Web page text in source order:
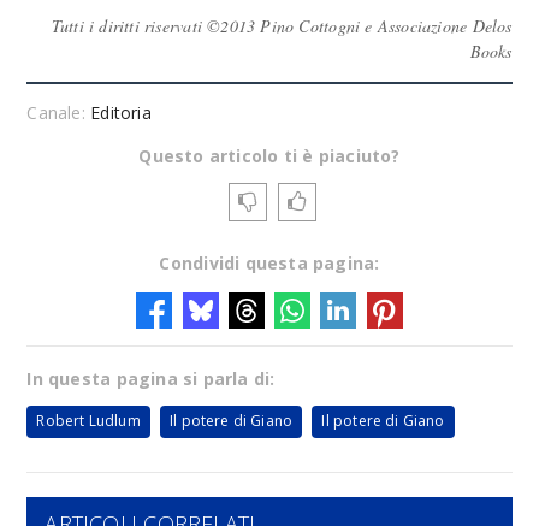
Tutti i diritti riservati ©2013 Pino Cottogni e Associazione Delos
Books
Canale: Editoria
Questo articolo ti è piaciuto?
Condividi questa pagina:
In questa pagina si parla di:
Robert Ludlum Il potere di Giano Il potere di Giano